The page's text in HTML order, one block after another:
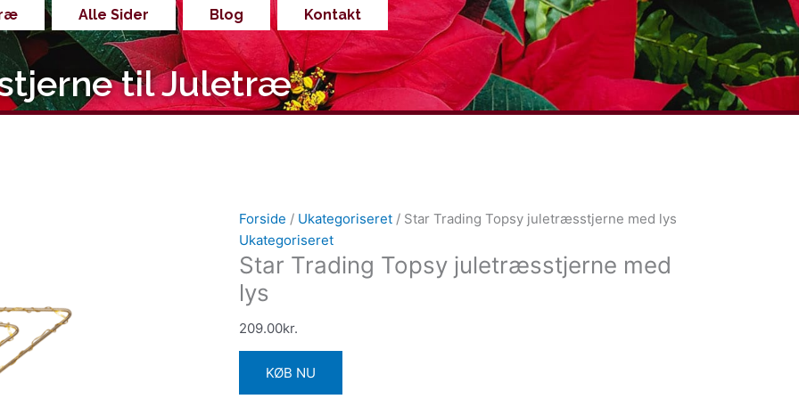
Alle Sider Blog Kontakt
til Juletræ
Forside / Ukategoriseret / Star Trading Topsy juletræsstjerne med lys
Ukategoriseret
Star Trading Topsy juletræsstjerne med
lys
209.00kr.
KØB NU